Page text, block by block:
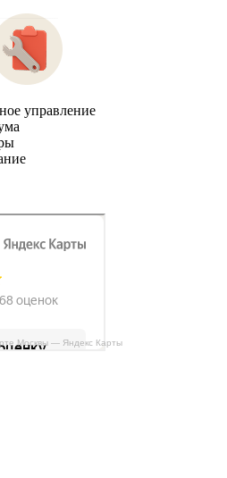
управление
Москвы — Яндекс Карты